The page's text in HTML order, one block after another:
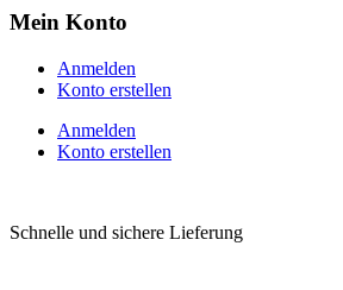
Mein Konto
Anmelden
Konto erstellen
Anmelden
Konto erstellen
Schnelle und sichere Lieferung